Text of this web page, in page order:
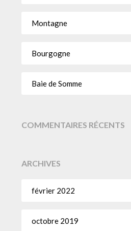
Montagne
Bourgogne
Baie de Somme
COMMENTAIRES RÉCENTS
ARCHIVES
février 2022
octobre 2019